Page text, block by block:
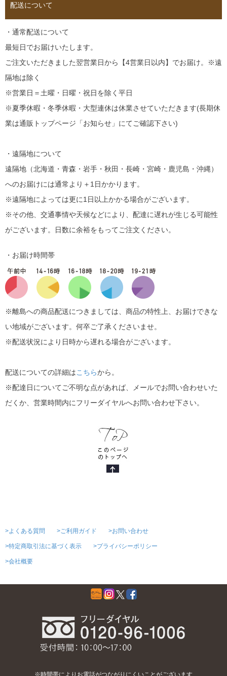
配送について
・通常配送について
最短日でお届けいたします。
ご注文いただきました翌営業日から【4営業日以内】でお届け。※遠
隔地は除く
※営業日＝土曜・日曜・祝日を除く平日
※夏季休暇・冬季休暇・大型連休は休業させていただきます(長期休
業は通販トップページ「お知らせ」にてご確認下さい)
・遠隔地について
遠隔地（北海道・青森・岩手・秋田・長崎・宮崎・鹿児島・沖縄）
へのお届けには通常より＋1日かかります。
※遠隔地によっては更に1日以上かかる場合がございます。
※その他、交通事情や天候などにより、配達に遅れが生じる可能性
がございます。日数に余裕をもってご注文ください。
・お届け時間帯
※離島への商品配送につきましては、商品の特性上、お届けできな
い地域がございます。何卒ご了承くださいませ。
※配送状況により日時から遅れる場合がございます。
配送についての詳細はこちらから。
※配達日についてご不明な点があれば、メールでお問い合わせいた
だくか、営業時間内にフリーダイヤルへお問い合わせ下さい。
>よくある質問 >ご利用ガイド >お問い合わせ
>特定商取引法に基づく表示 >プライバシーポリシー
>会社概要
※時間帯によりお電話がつながりにくいことがございます